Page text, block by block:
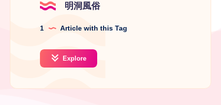
明洞風俗
1 Article with this Tag
Explore